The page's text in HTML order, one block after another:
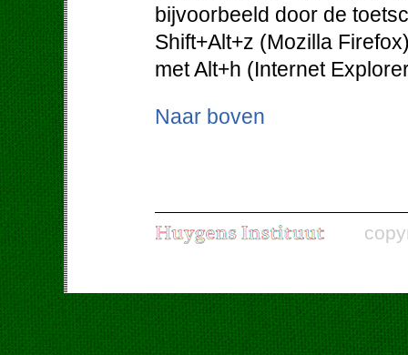
bijvoorbeeld door de
Shift+Alt+z (Mozilla
met Alt+h (Internet
Naar boven